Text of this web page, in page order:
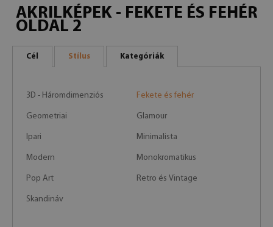
AKRILKÉPEK - FEKETE ÉS FEHÉR
OLDAL 2
Cél Stílus Kategóriák
3D - Háromdimenziós Fekete és fehér
Geometriai Glamour
Ipari Minimalista
Modern Monokromatikus
Pop Art Retro és Vintage
Skandináv